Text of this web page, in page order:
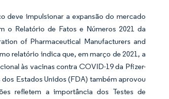
deve impulsionar a expansão do mercado
o Relatório de Fatos e Números 2021 da
of Pharmaceutical Manufacturers and
relatório indica que, em março de 2021, a
às vacinas contra COVID-19 da Pfizer-
Estados Unidos (FDA) também aprovou
refletem a importância dos Testes de